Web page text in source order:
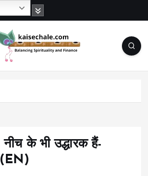
नीच के भी उद्धारक हैं-
(EN)